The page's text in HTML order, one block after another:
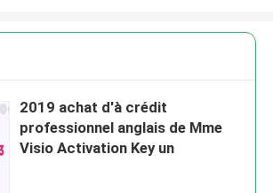
2019 achat d'à crédit
professionnel anglais de Mme
Visio Activation Key un